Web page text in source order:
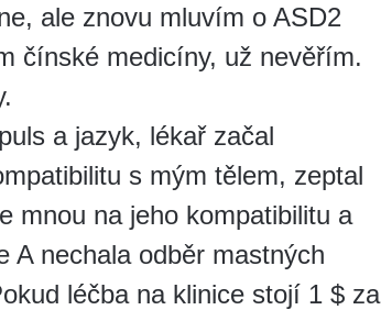
ale znovu mluvím o ASD2
čínské medicíny, už nevěřím.
a jazyk, lékař začal
s mým tělem, zeptal
mnou na jeho kompatibilitu a
A nechala odběr mastných
léčba na klinice stojí 1 $ za